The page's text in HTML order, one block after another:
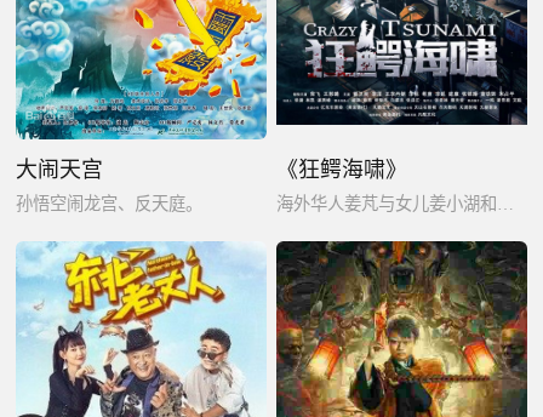
大闹天宫
孙悟空闹龙宫、反天庭。
《狂鳄海啸》